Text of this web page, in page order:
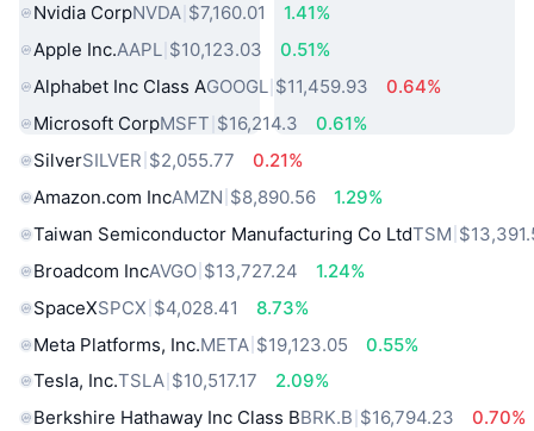
Nvidia CorpNVDA $7,160.01
1.41%
Apple Inc.AAPL $10,123.03
0.51%
Alphabet Inc Class AGOOGL $11,459.93
0.64%
Microsoft CorpMSFT $16,214.3
0.61%
SilverSILVER $2,055.77
0.21%
Amazon.com IncAMZN $8,890.56
1.29%
Taiwan Semiconductor Manufacturing Co LtdTSM
Broadcom IncAVGO $13,727.24
1.24%
SpaceXSPCX $4,028.41
8.73%
Meta Platforms, Inc.META $19,123.05
0.55%
Tesla, Inc.TSLA $10,517.17
2.09%
Berkshire Hathaway Inc Class BBRK.B $16,794.23
0.70%